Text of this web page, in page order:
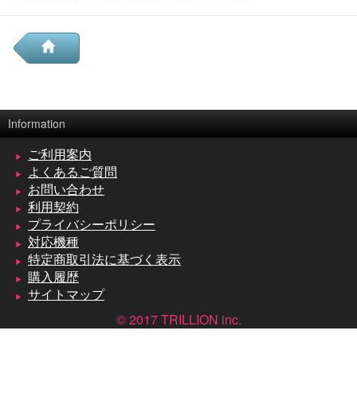
Information
ご利用案内
よくあるご質問
お問い合わせ
利用契約
プライバシーポリシー
対応機種
特定商取引法に基づく表示
購入履歴
サイトマップ
© 2017 TRILLION inc.